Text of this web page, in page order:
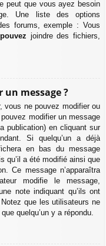
peut que vous ayez besoin
Une liste des options
forums, exemple : Vous
pouvez joindre des fichiers,
message ?
vous ne pouvez modifier ou
modifier un message
publication) en cliquant sur
Si quelqu’un a déjà
en bas du message
qu’il a été modifié ainsi que
Ce message n’apparaîtra
modifie le message,
note indiquant qu’ils ont
que les utilisateurs ne
quelqu’un y a répondu.